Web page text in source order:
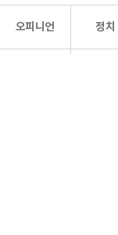
오피니언 정치